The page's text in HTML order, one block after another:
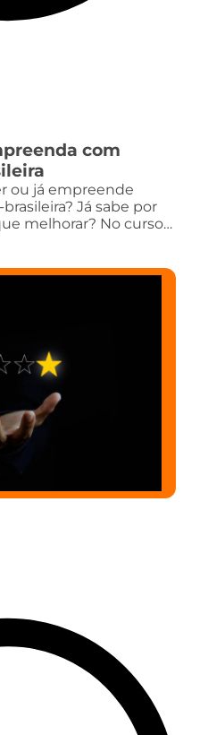
com
ou já empreende
Já sabe por
melhorar? No curso…